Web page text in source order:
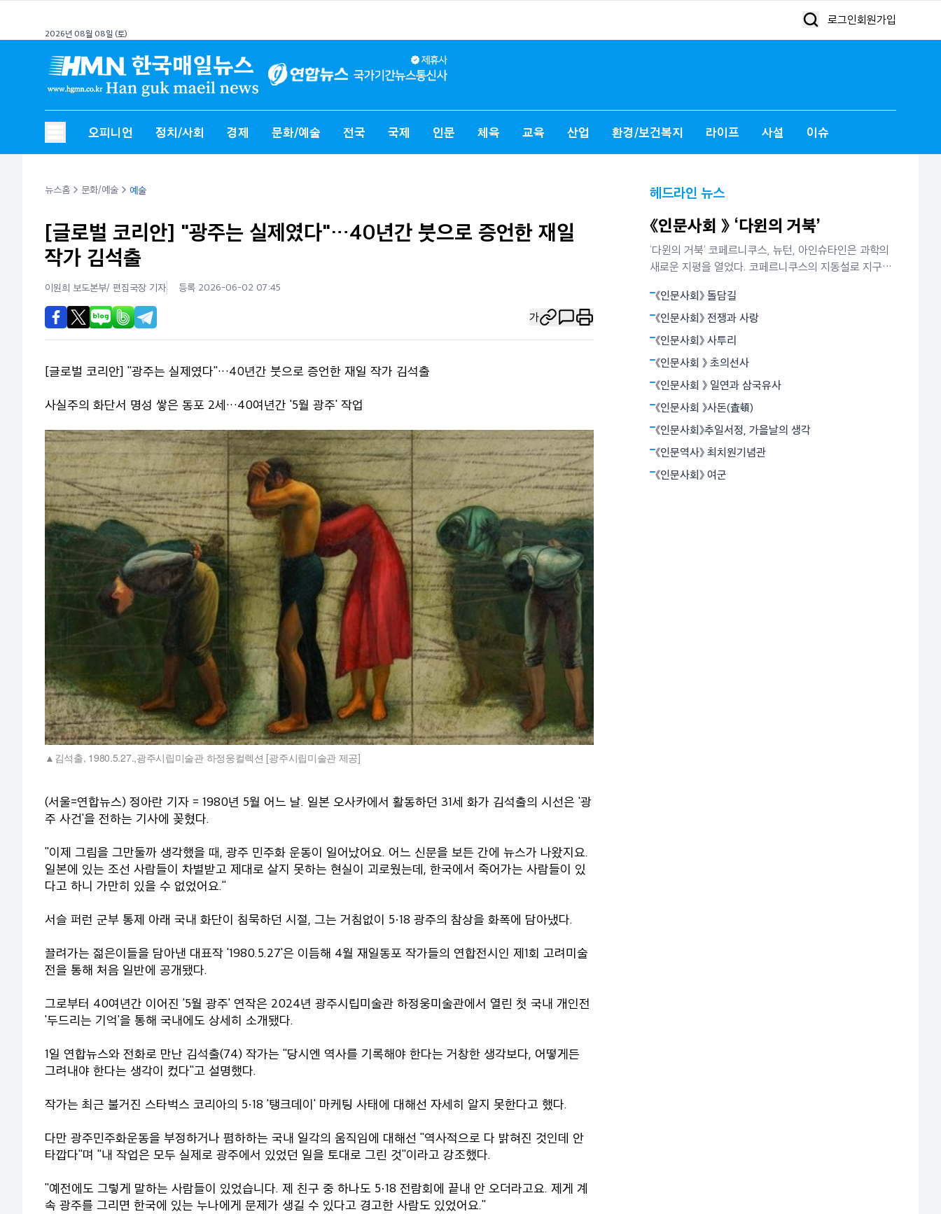
2026년 08월 08일 (토)
로그인회원가입
오피니언 정치/사회 경제 문화/예술 전국 국제 인문 체육 교육 산업 환경/보건복지 라이프 사설 이슈
뉴스홈 문화/예술 예술
[글로벌 코리안] "광주는 실제였다"…40년간 붓으로 증언한 재일
작가 김석출
이원희 보도본부/ 편집국장 기자 등록 2026-06-02 07:45
가
[글로벌 코리안] "광주는 실제였다"…40년간 붓으로 증언한 재일 작가 김석출
사실주의 화단서 명성 쌓은 동포 2세…40여년간 '5월 광주' 작업
김석출, 1980.5.27.,광주시립미술관 하정웅컬렉션 [광주시립미술관 제공]
(서울=연합뉴스) 정아란 기자 = 1980년 5월 어느 날. 일본 오사카에서 활동하던 31세 화가 김석출의 시선은 '광
주 사건'을 전하는 기사에 꽂혔다.
"이제 그림을 그만둘까 생각했을 때, 광주 민주화 운동이 일어났어요. 어느 신문을 보든 간에 뉴스가 나왔지요.
일본에 있는 조선 사람들이 차별받고 제대로 살지 못하는 현실이 괴로웠는데, 한국에서 죽어가는 사람들이 있
다고 하니 가만히 있을 수 없었어요."
서슬 퍼런 군부 통제 아래 국내 화단이 침묵하던 시절, 그는 거침없이 5·18 광주의 참상을 화폭에 담아냈다.
끌려가는 젊은이들을 담아낸 대표작 '1980.5.27'은 이듬해 4월 재일동포 작가들의 연합전시인 제1회 고려미술
전을 통해 처음 일반에 공개됐다.
그로부터 40여년간 이어진 '5월 광주' 연작은 2024년 광주시립미술관 하정웅미술관에서 열린 첫 국내 개인전
'두드리는 기억'을 통해 국내에도 상세히 소개됐다.
1일 연합뉴스와 전화로 만난 김석출(74) 작가는 "당시엔 역사를 기록해야 한다는 거창한 생각보다, 어떻게든
그려내야 한다는 생각이 컸다"고 설명했다.
작가는 최근 불거진 스타벅스 코리아의 5·18 '탱크데이' 마케팅 사태에 대해선 자세히 알지 못한다고 했다.
다만 광주민주화운동을 부정하거나 폄하하는 국내 일각의 움직임에 대해선 "역사적으로 다 밝혀진 것인데 안
타깝다"며 "내 작업은 모두 실제로 광주에서 있었던 일을 토대로 그린 것"이라고 강조했다.
"예전에도 그렇게 말하는 사람들이 있었습니다. 제 친구 중 하나도 5·18 전람회에 끝내 안 오더라고요. 제게 계
속 광주를 그리면 한국에 있는 누나에게 문제가 생길 수 있다고 경고한 사람도 있었어요."
헤드라인 뉴스
《인문사회 》 ‘다윈의 거북’
‘다윈의 거북’ 코페르니쿠스, 뉴턴, 아인슈타인은 과학의
새로운 지평을 열었다. 코페르니쿠스의 지동설로 지구는
사과의 낙하가 모두 만유인력에 의해 빚어지는 현상임을
밝혔다. 뉴턴역학은 하늘과 지상을 함께 아울렀다. 아인
슈타인의 상대성원리는 시간과 공간의 상대성, 휘어진 공
《인문사회》 돌담길
《인문사회》 전쟁과 사랑
《인문사회》 사투리
《인문사회 》 초의선사
《인문사회 》 일연과 삼국유사
《인문사회 》사돈(査頓)
《인문사회》추일서정, 가을날의 생각
《인문역사》 최치원기념관
《인문사회》 여군